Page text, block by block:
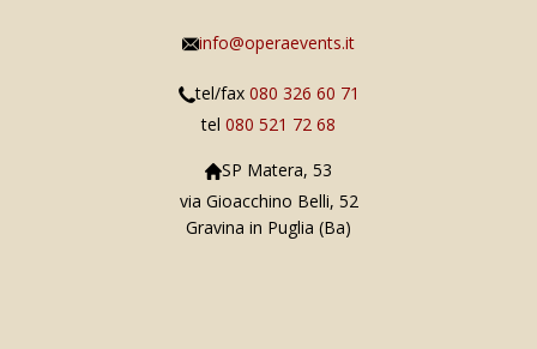
info@operaevents.it
tel/fax 080 326 60 71
tel 080 521 72 68
SP Matera, 53
via Gioacchino Belli, 52
Gravina in Puglia (Ba)